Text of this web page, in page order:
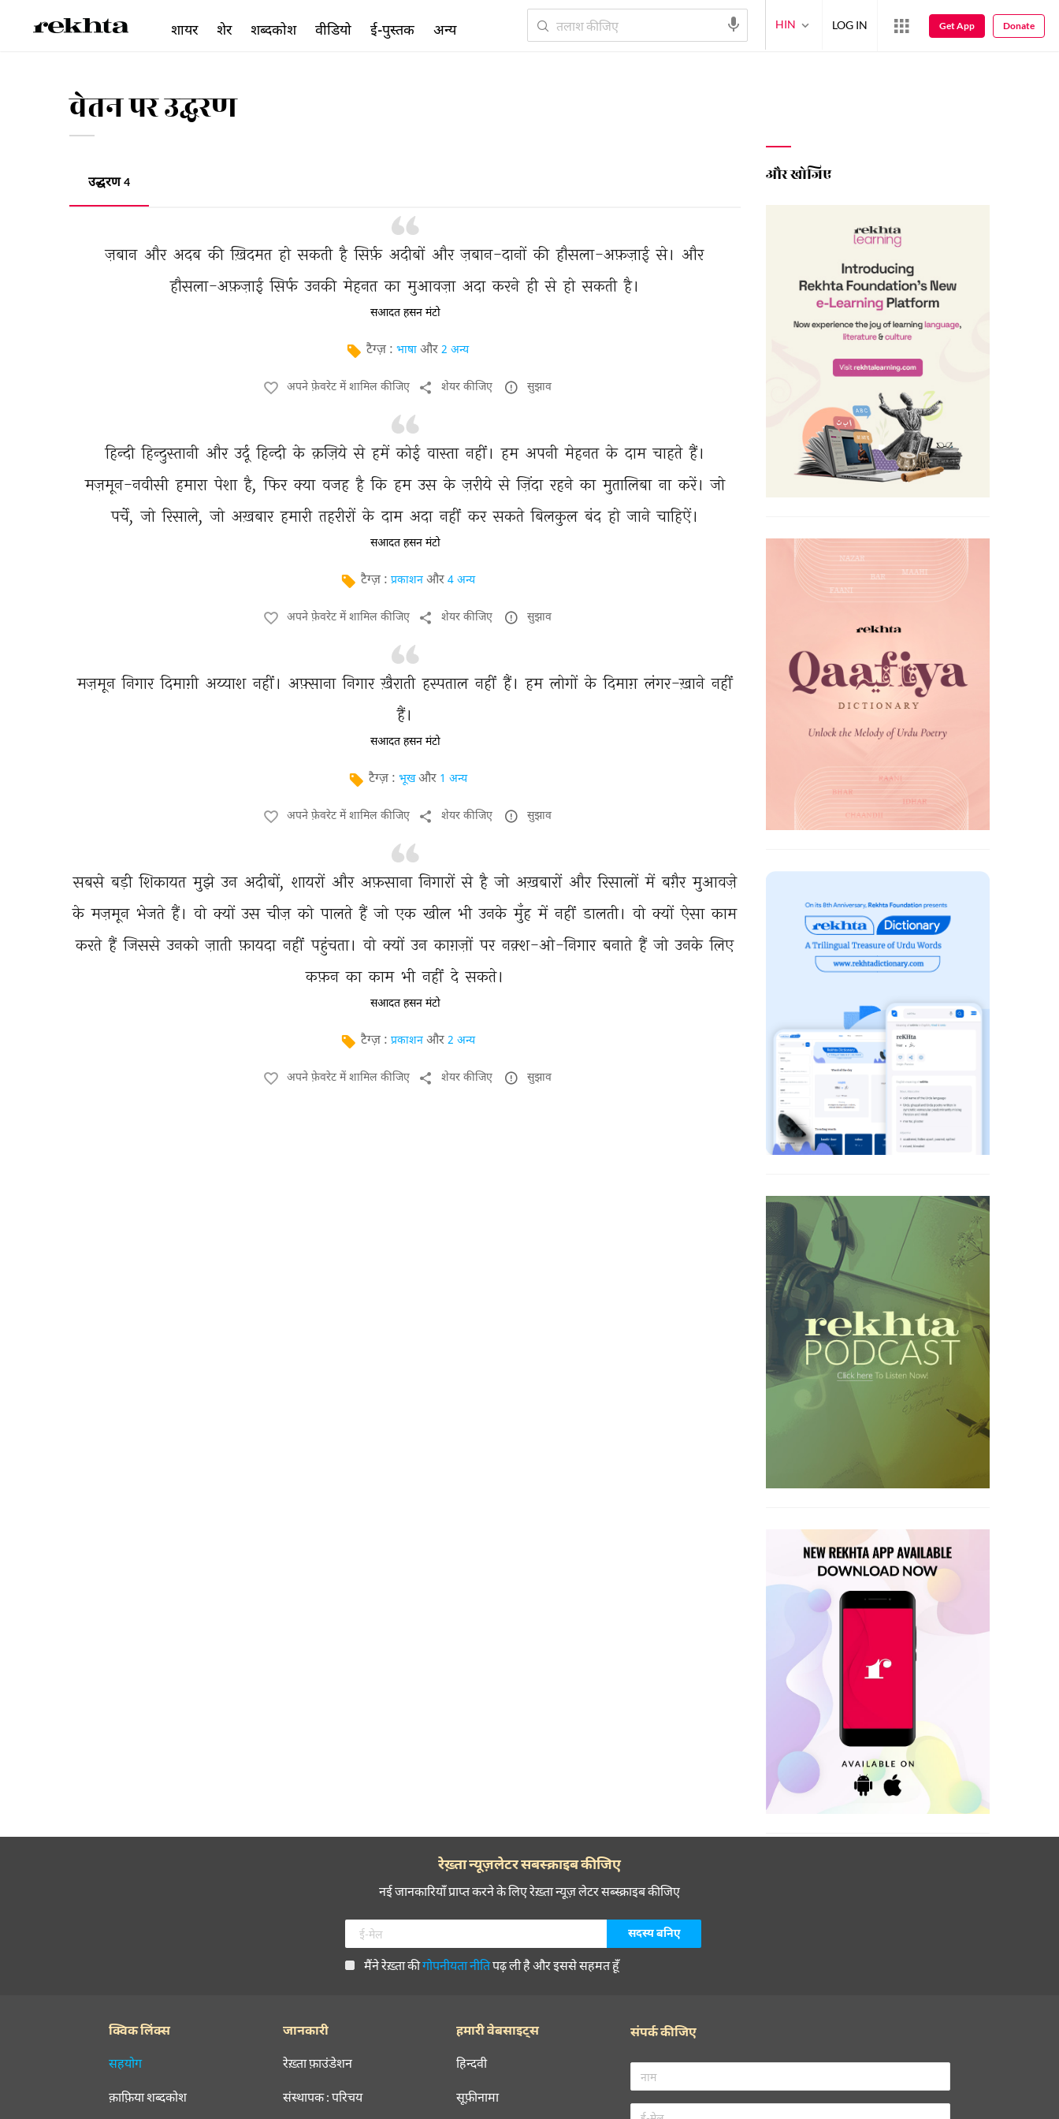
वेतन पर उद्धरण
उद्धरण 4
ज़बान और अदब की ख़िदमत हो सकती है सिर्फ़ अदीबों और ज़बान-दानों की हौसला-अफ़ज़ाई से। और
हौसला-अफ़ज़ाई सिर्फ उनकी मेहनत का मुआवज़ा अदा करने ही से हो सकती है।
सआदत हसन मंटो
टैग्ज़ : भाषा और 2 अन्य
अपने फ़ेवरेट में शामिल कीजिए शेयर कीजिए सुझाव
हिन्दी हिन्दुस्तानी और उर्दू हिन्दी के क़ज़िये से हमें कोई वास्ता नहीं। हम अपनी मेहनत के दाम चाहते हैं।
मज़मून-नवीसी हमारा पेशा है, फिर क्या वजह है कि हम उस के ज़रीये से ज़िंदा रहने का मुतालिबा ना करें। जो
पर्चे, जो रिसाले, जो अख़बार हमारी तहरीरों के दाम अदा नहीं कर सकते बिलकुल बंद हो जाने चाहिऐं।
सआदत हसन मंटो
टैग्ज़ : प्रकाशन और 4 अन्य
अपने फ़ेवरेट में शामिल कीजिए शेयर कीजिए सुझाव
मज़मून निगार दिमाग़ी अय्याश नहीं। अफ़्साना निगार ख़ैराती हस्पताल नहीं हैं। हम लोगों के दिमाग़ लंगर-ख़ाने नहीं
हैं।
सआदत हसन मंटो
टैग्ज़ : भूख और 1 अन्य
अपने फ़ेवरेट में शामिल कीजिए शेयर कीजिए सुझाव
सबसे बड़ी शिकायत मुझे उन अदीबों, शायरों और अफ़साना निगारों से है जो अख़बारों और रिसालों में बग़ैर मुआवज़े
के मज़मून भेजते हैं। वो क्यों उस चीज़ को पालते हैं जो एक खील भी उनके मुँह में नहीं डालती। वो क्यों ऐसा काम
करते हैं जिससे उनको ज़ाती फ़ायदा नहीं पहुंचता। वो क्यों उन काग़ज़ों पर नक़्श-ओ-निगार बनाते हैं जो उनके लिए
कफ़न का काम भी नहीं दे सकते।
सआदत हसन मंटो
टैग्ज़ : प्रकाशन और 2 अन्य
अपने फ़ेवरेट में शामिल कीजिए शेयर कीजिए सुझाव
और खोजिए
शायर शेर शब्दकोश वीडियो ई-पुस्तक अन्य HIN LOG IN Get App Donate
रेख़्ता न्यूज़लेटर सबस्क्राइब कीजिए
नई जानकारियाँ प्राप्त करने के लिए रेख़्ता न्यूज़ लेटर सब्स्क्राइब कीजिए
मैंने रेख़्ता कीगोपनीयता नीतिपढ़ ली है और इससे सहमत हूँ
क्विक लिंक्स
सहयोग
क़ाफ़िया शब्दकोश
जानकारी
रेख़्ता फ़ाउंडेशन
संस्थापक : परिचय
हमारी वेबसाइट्स
हिन्दवी
सूफ़ीनामा
संपर्क कीजिए